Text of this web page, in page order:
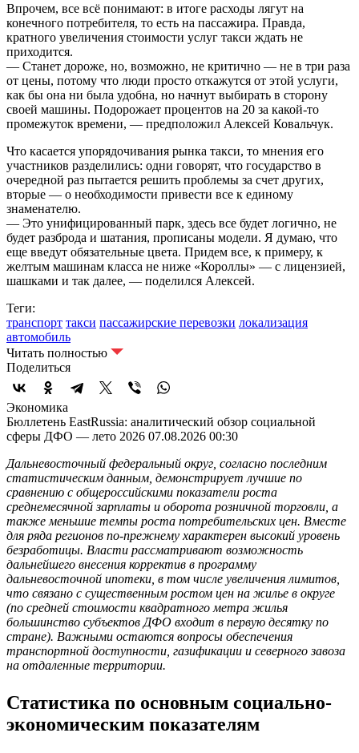
Впрочем, все всё понимают: в итоге расходы лягут на
конечного потребителя, то есть на пассажира. Правда,
кратного увеличения стоимости услуг такси ждать не
приходится.
— Станет дороже, но, возможно, не критично — не в три раза
от цены, потому что люди просто откажутся от этой услуги,
как бы она ни была удобна, но начнут выбирать в сторону
своей машины. Подорожает процентов на 20 за какой-то
промежуток времени, — предположил Алексей Ковальчук.
Что касается упорядочивания рынка такси, то мнения его
участников разделились: одни говорят, что государство в
очередной раз пытается решить проблемы за счет других,
вторые — о необходимости привести все к единому
знаменателю.
— Это унифицированный парк, здесь все будет логично, не
будет разброда и шатания, прописаны модели. Я думаю, что
еще введут обязательные цвета. Придем все, к примеру, к
желтым машинам класса не ниже «Короллы» — с лицензией,
шашками и так далее, — поделился Алексей.
Теги:
транспорт такси пассажирские перевозки локализация
автомобиль
Читать полностью
Поделиться
Экономика
Бюллетень EastRussia: аналитический обзор социальной
сферы ДФО — лето 2026 07.08.2026 00:30
Дальневосточный федеральный округ, согласно последним
статистическим данным, демонстрирует лучшие по
сравнению с общероссийскими показатели роста
среднемесячной зарплаты и оборота розничной торговли, а
также меньшие темпы роста потребительских цен. Вместе
для ряда регионов по-прежнему характерен высокий уровень
безработицы. Власти рассматривают возможность
дальнейшего внесения корректив в программу
дальневосточной ипотеки, в том числе увеличения лимитов,
что связано с существенным ростом цен на жилье в округе
(по средней стоимости квадратного метра жилья
большинство субъектов ДФО входит в первую десятку по
стране). Важными остаются вопросы обеспечения
транспортной доступности, газификации и северного завоза
на отдаленные территории.
Статистика по основным социально-
экономическим показателям